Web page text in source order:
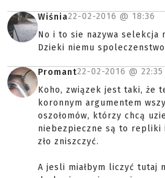
Wiśnia22-02-2016 @ 18:36
No i to sie nazywa selekcja
Dzieki niemu
Promant22-02-2016 @ 22:35
Koho, związek jest taki, że
koronnym argumentem
oszołomów, którzy chcą
niebezpieczne są to repliki
zło zniszczyć.
A jesli miałbym liczyć tutaj